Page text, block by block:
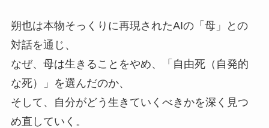
朔也は本物そっくりに再現されたAIの「母」との
対話を通じ、
なぜ、母は生きることをやめ、「自由死（自発的
な死）」を選んだのか、
そして、自分がどう生きていくべきかを深く見つ
め直していく。